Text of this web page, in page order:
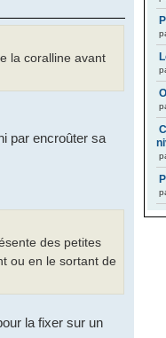
la coralline avant
par encroûter sa
des petites
ou en le sortant de
la fixer sur un